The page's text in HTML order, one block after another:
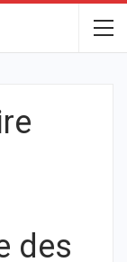
des